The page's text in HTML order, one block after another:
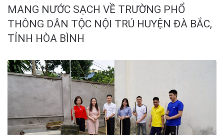
MANG NƯỚC SẠCH VỀ TRƯỜNG PHỔ
THÔNG DÂN TỘC NỘI TRÚ HUYỆN ĐÀ BẮC,
TỈNH HÒA BÌNH